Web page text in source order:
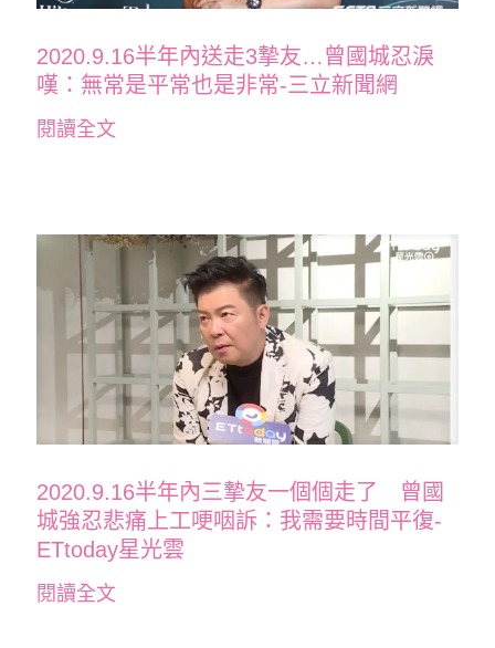
2020.9.16半年內送走3摯友…曾國城忍淚
嘆：無常是平常也是非常-三立新聞網
閱讀全文
2020.9.16半年內三摯友一個個走了 曾國
城強忍悲痛上工哽咽訴：我需要時間平復-
ETtoday星光雲
閱讀全文